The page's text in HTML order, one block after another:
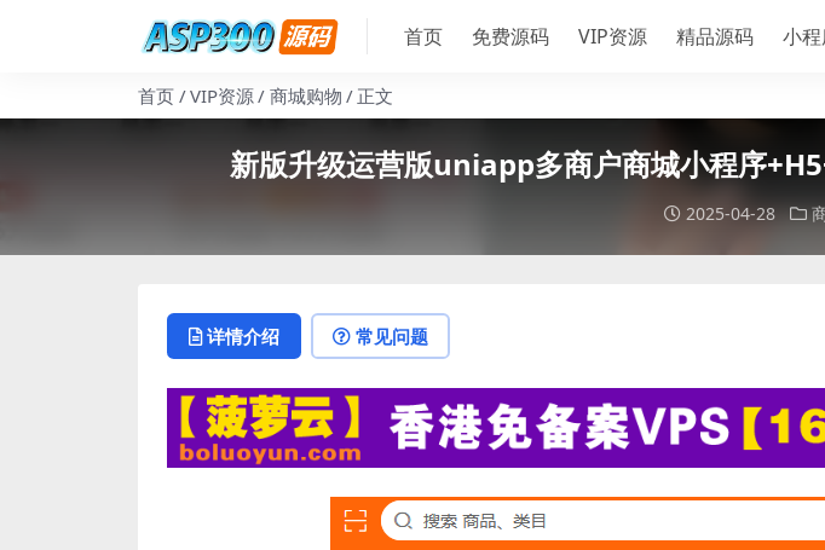
首页 免费源码 VIP资源 精品源码 小
首页 VIP资源 商城购物 正文
新版升级运营版uniapp多商户商城小程序
2025-04-28
详情介绍 常见问题